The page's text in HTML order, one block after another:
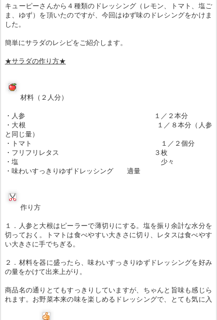
キューピーさんから４種類のドレッシング（レモン、トマト、塩ご
ま、ゆず）を頂いたのですが、今回はゆず味のドレシングをかけま
した。
簡単にサラダのレシピをご紹介します。
★サラダの作り方★
材料（２人分）
・人参 １／２本分
・大根 １／８本分（人参
と同じ量）
・トマト １／２個分
・フリフリレタス ３枚
・塩 少々
・味わいすっきりゆずドレッシング 適量
作り方
１．人参と大根はピーラーで薄切りにする。塩を振り余計な水分を
切っておく。トマトは食べやすい大きさに切り、レタスは食べやす
い大きさに手でちぎる。
２．材料を器に盛ったら、味わいすっきりゆずドレッシングを好み
の量をかけて出来上がり。
商品名の通りとてもすっきりしていますが、ちゃんと旨味も感じら
れます。お野菜本来の味を楽しめるドレッシングで、とても気に入